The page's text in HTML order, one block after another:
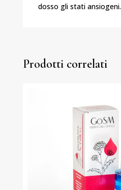
dosso gli stati ansiogeni.
Prodotti correlati